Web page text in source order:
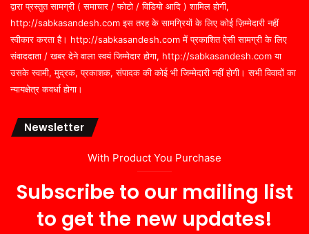
द्वारा प्रस्तुत सामग्री ( समाचार / फोटो / विडियो आदि ) शामिल होगी,
http://sabkasandesh.com इस तरह के सामग्रियों के लिए कोई ज़िम्मेदारी नहीं
स्वीकार करता है। http://sabkasandesh.com में प्रकाशित ऐसी सामग्री के लिए
संवाददाता / खबर देने वाला स्वयं जिम्मेदार होगा, http://sabkasandesh.com या
उसके स्वामी, मुद्रक, प्रकाशक, संपादक की कोई भी जिम्मेदारी नहीं होगी। सभी विवादों का
न्यायक्षेत्र कवर्धा होगा।
Newsletter
With Product You Purchase
Subscribe to our mailing list
to get the new updates!